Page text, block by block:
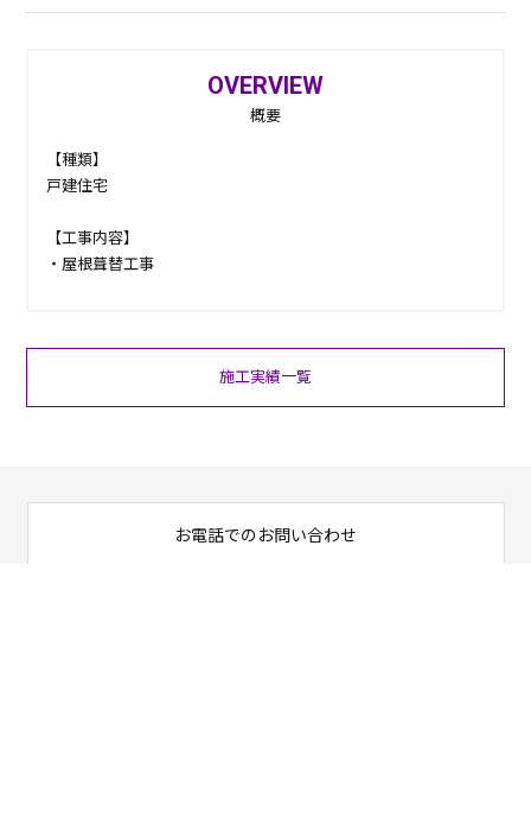
OVERVIEW
概要
【種類】
戸建住宅
【工事内容】
・屋根葺替工事
施工実績一覧
お電話でのお問い合わせ